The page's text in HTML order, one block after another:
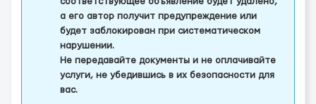
а его автор получит предупреждение или
будет заблокирован при систематическом
нарушении.
Не передавайте документы и не оплачивайте
услуги, не убедившись в их безопасности для
вас.